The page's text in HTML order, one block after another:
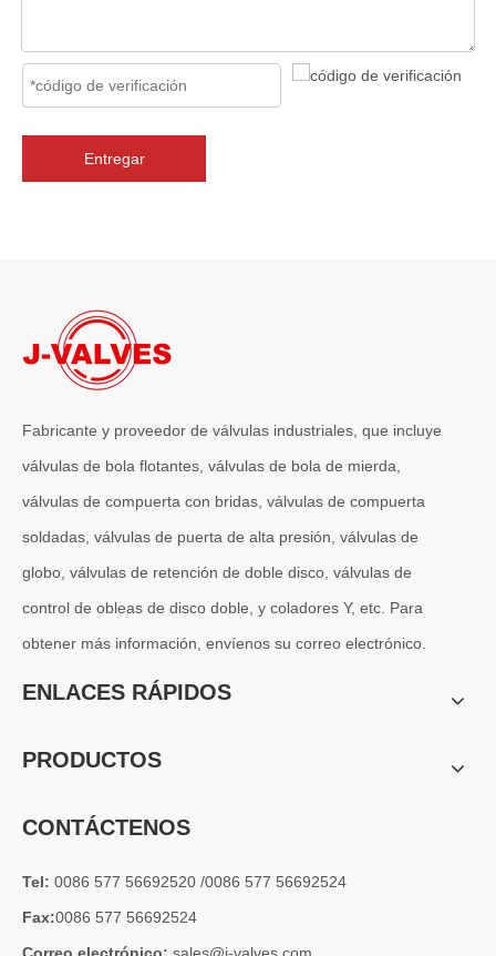
J-VALVES fabrica válvulas de compuerta WCB de gran
2026-07-04
En sistemas de tuberías criogénicas y de baja temperatura, los
Entregar
Fabricante y proveedor de válvulas industriales, que incluye
válvulas de bola flotantes, válvulas de bola de mierda,
válvulas de compuerta con bridas, válvulas de compuerta
soldadas, válvulas de puerta de alta presión, válvulas de
globo, válvulas de retención de doble disco, válvulas de
control de obleas de disco doble, y coladores Y, etc. Para
obtener más información, envíenos su correo electrónico.
ENLACES RÁPIDOS
PRODUCTOS
CONTÁCTENOS
Tel: 0086 577 56692520 /0086 577 56692524
Fax:0086 577 56692524